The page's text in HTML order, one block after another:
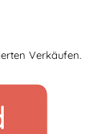
Verkäufen.